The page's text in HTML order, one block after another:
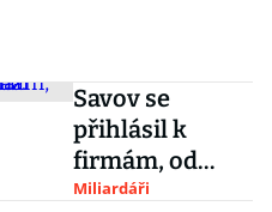
Savov se
přihlásil k
firmám, od
nichž se dřív
Miliardáři